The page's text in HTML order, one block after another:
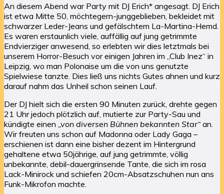
An diesem Abend war Party mit DJ Erich* angesagt. DJ Erich
ist etwa Mitte 50, möchtegern-junggeblieben, bekleidet mit
schwarzer Leder-Jeans und gefälschtem La-Martina-Hemd.
Es waren erstaunlich viele, auffällig auf jung getrimmte
Endvierziger anwesend, so erlebten wir dies letztmals bei
unserem Horror-Besuch vor einigen Jahren im „Club Inez“ in
Leipzig, wo man Polonaise um die von uns genutzte
Spielwiese tanzte. Dies ließ uns nichts Gutes ahnen und kurz
darauf nahm das Unheil schon seinen Lauf.
Der DJ hielt sich die ersten 90 Minuten zurück, drehte gegen
21 Uhr jedoch plötzlich auf, mutierte zur Party-Sau und
kündigte einen „von diversen Bühnen bekannten Star“ an.
Wir freuten uns schon auf Madonna oder Lady Gaga –
erschienen ist dann eine bisher dezent im Hintergrund
gehaltene etwa 50jährige, auf jung getrimmte, völlig
unbekannte, debil-dauergrinsende Tante, die sich im rosa
Lack-Minirock und schiefen 20cm-Absatzschuhen nun ans
Funk-Mikrofon machte.